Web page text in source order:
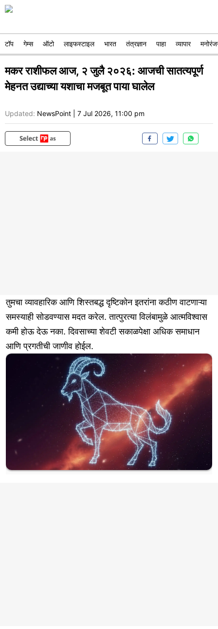
टॉप गेम्स ऑटो लाइफस्टाइल भारत तंत्रज्ञान पाहा व्यापार
मकर राशीफल आज, २ जुलै २०२६: आजची सातत्यपूर्ण
मेहनत उद्याच्या यशाचा मजबूत पाया घालेल
Updated: NewsPoint 7 Jul 2026, 11:00 pm
तुमचा व्यावहारिक आणि शिस्तबद्ध दृष्टिकोन इतरांना कठीण वाटणाऱ्या
समस्याही सोडवण्यास मदत करेल. तात्पुरत्या विलंबामुळे आत्मविश्वास
कमी होऊ देऊ नका. दिवसाच्या शेवटी सकाळपेक्षा अधिक समाधान
आणि प्रगतीची जाणीव होईल.